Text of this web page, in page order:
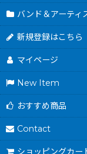
バンド＆アーティ
新規登録はこちら
マイページ
New Item
おすすめ商品
Contact
ショッピングカー